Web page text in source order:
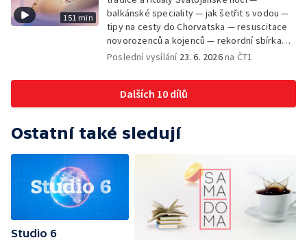
výrobky a luštěniny — Jak se udržet v
kondici v létě bez posilovny — Prototyp
chytré vložky do bot pro běžce — Anketa +
aktuálně — Škola hrou — Upoutávka na další
vysílání — Počasí + Zprávy — Práce
Minimum sacharidů: maso, vejce, mléčné
výrobky a luštěniny — Mezinárodní folklórní
kondici v létě bez posilovny — Anketa +
Aktuálně — Škola hrou — Počasí — Prototyp
chytré vložky do bot pro běžce — Divácká
soutěž — Kniha veselých říkanek Hrátky se
zvířátky — Práce záchranářů v létě — Jak se
udržet v kondici v létě bez posilovny —
Škola hrou — Upoutávka na další vysílání —
Počasí + Zprávy — Mezinárodní folklórní
151 min
balkánské speciality — jak šetřit s vodou —
tipy na cesty do Chorvatska — resuscitace
novorozenců a kojenců — rekordní sbírka
velkých modelů aut — výroba šperků se
Poslední vysílání 23. 6. 2026na ČT1
Dalších 10 dílů
Ostatní také sledují
Studio 6